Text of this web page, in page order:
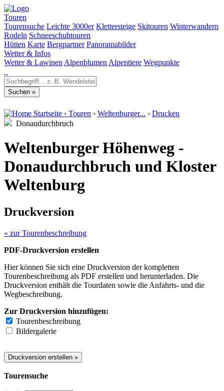
Touren
Tourensuche Leichte 3000er Klettersteige Skitouren Winterwandern
Rodeln Schneeschuhtouren
Hütten Karte Bergpartner Panoramabilder
Wetter & Infos
Wetter & Lawinen Alpenblumen Alpentiere Wegpunkte
Startseite › Touren › Weltenburger... › Drucken
Donaudurchbruch
Weltenburger Höhenweg -
Donaudurchbruch und Kloster
Weltenburg
Druckversion
« zur Tourenbeschreibung
PDF-Druckversion erstellen
Hier können Sie sich eine Druckversion der kompletten
Tourenbeschreibung als PDF erstellen und herunterladen. Die
Druckversion enthält die Tourdaten sowie die Anfahrts- und die
Wegbeschreibung.
Zur Druckversion hinzufügen:
Tourenbeschreibung
Bildergalerie
Tourensuche